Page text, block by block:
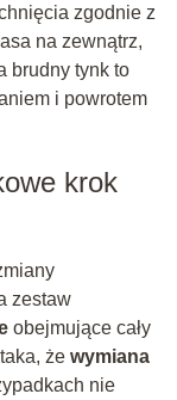
zgodnie z
na zewnątrz,
brudny tynk to
i powrotem
krok
zestaw
obejmujące cały
że wymiana
nie